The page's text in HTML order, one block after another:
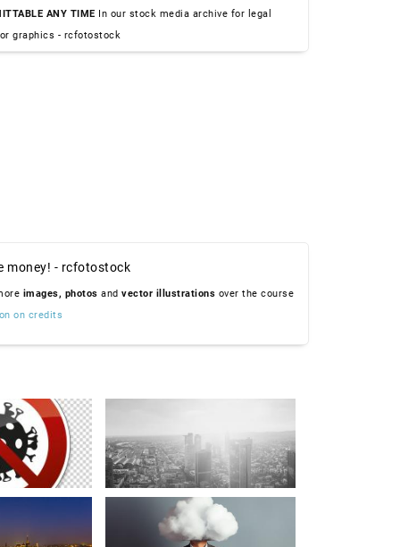
ANY TIME In our stock media archive for legal
graphics - rcfotostock
money! - rcfotostock
images, photos and vector illustrations over the course
on credits